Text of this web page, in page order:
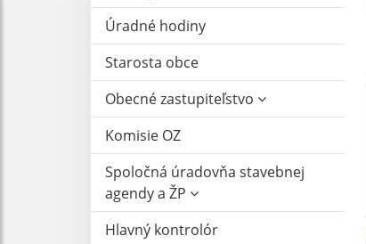
Úradné hodiny
Starosta obce
Obecné zastupiteľstvo
Komisie OZ
Spoločná úradovňa stavebnej
agendy a ŽP
Hlavný kontrolór